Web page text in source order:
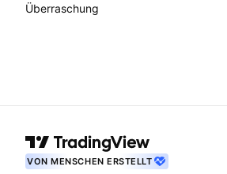
Überraschung
VON MENSCHEN ERSTELLT